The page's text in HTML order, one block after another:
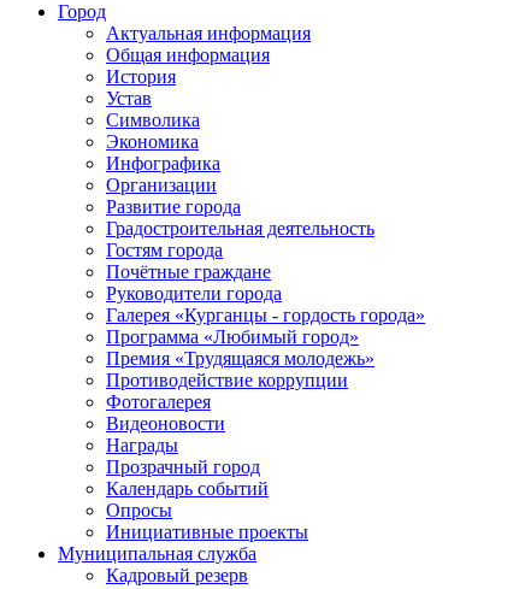
Город
Актуальная информация
Общая информация
История
Устав
Символика
Экономика
Инфографика
Организации
Развитие города
Градостроительная деятельность
Гостям города
Почётные граждане
Руководители города
Галерея «Курганцы - гордость города»
Программа «Любимый город»
Премия «Трудящаяся молодежь»
Противодействие коррупции
Фотогалерея
Видеоновости
Награды
Прозрачный город
Календарь событий
Опросы
Инициативные проекты
Муниципальная служба
Кадровый резерв